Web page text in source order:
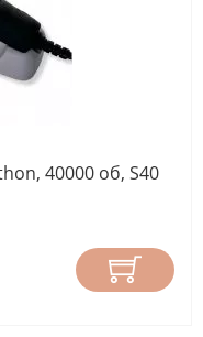
40000 об, S40